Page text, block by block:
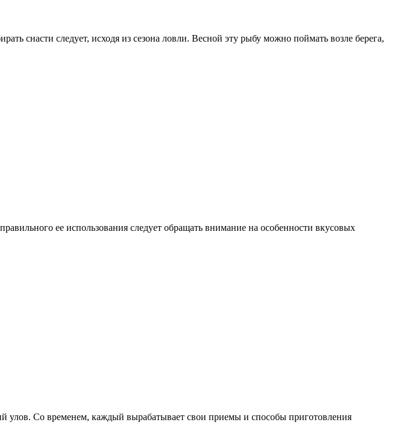
снасти следует, исходя из сезона ловли. Весной эту рыбу можно поймать возле берега,
ее использования следует обращать внимание на особенности вкусовых
Со временем, каждый вырабатывает свои приемы и способы приготовления